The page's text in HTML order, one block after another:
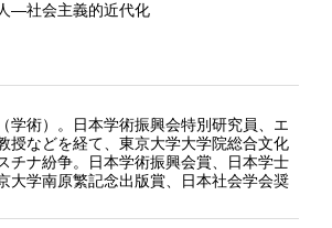
―社会主義的近代化
術）。日本学術振興会特別研究員、エ
授などを経て、東京大学大学院総合文化
チナ紛争。日本学術振興会賞、日本学士
大学南原繁記念出版賞、日本社会学会奨